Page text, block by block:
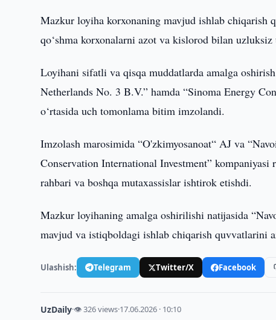
Mazkur loyiha korxonaning mavjud ishlab chiqarish
qo‘shma korxonalarni azot va kislorod bilan
Loyihani sifatli va qisqa muddatlarda amalga
Netherlands No. 3 B.V.” hamda “Sinoma Energy
o‘rtasida uch tomonlama bitim imzolandi.
Imzolash marosimida “O'zkimyosanoat“ AJ va
Conservation International Investment”
rahbari va boshqa mutaxassislar ishtirok etishdi.
Mazkur loyihaning amalga oshirilishi natijasida
mavjud va istiqboldagi ishlab chiqarish quvvatlarini
Ulashish: Telegram Twitter/X Facebook
UzDaily·👁 326 views·17.06.2026 · 10:10